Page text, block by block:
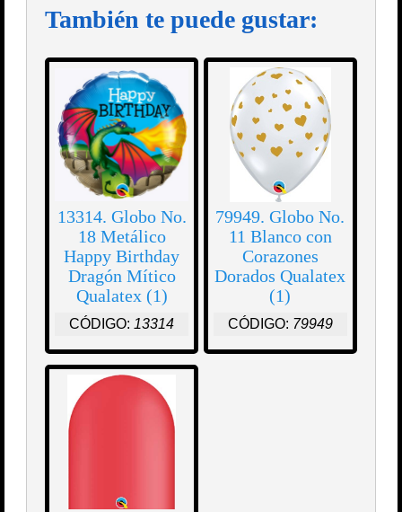
También te puede gustar:
13314. Globo No.
18 Metálico
Happy Birthday
Dragón Mítico
Qualatex (1)
CÓDIGO: 13314
79949. Globo No.
11 Blanco con
Corazones
Dorados Qualatex
(1)
CÓDIGO: 79949